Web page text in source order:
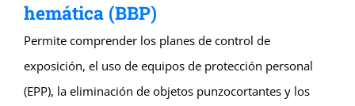
hemática (BBP)
Permite comprender los planes de control de
exposición, el uso de equipos de protección personal
(EPP), la eliminación de objetos punzocortantes y los